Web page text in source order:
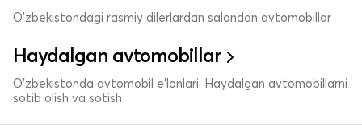
O'zbekistondagi rasmiy dilerlardan salondan avtomobillar
Haydalgan avtomobillar
O'zbekistonda avtomobil e’lonlari. Haydalgan avtomobillarni
sotib olish va sotish